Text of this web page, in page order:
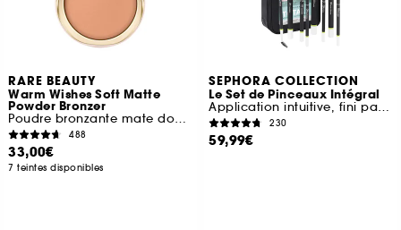
RARE BEAUTY
Warm Wishes Soft Matte
Powder Bronzer
Poudre bronzante mate douce
488
33,00€
7 teintes disponibles
SEPHORA COLLECTION
Le Set de Pinceaux Intégral
Application intuitive, fini parfait
230
59,99€